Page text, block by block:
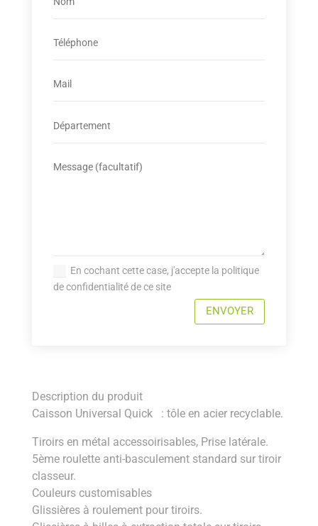
En cochant cette case, j'accepte la politique
de confidentialité de ce site
ENVOYER
Description du produit
Caisson Universal Quick : tôle en acier recyclable.
Tiroirs en métal accessoirisables, Prise latérale.
5ème roulette anti-basculement standard sur tiroir
classeur.
Couleurs customisables
Glissières à roulement pour tiroirs.